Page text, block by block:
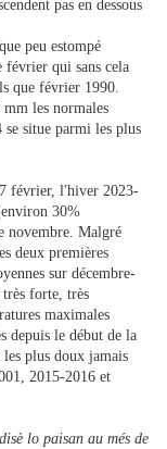
pas en dessous
peu estompé
février qui sans cela
que février 1990.
les normales
se situe parmi les plus
février, l'hiver 2023-
30%
novembre. Malgré
deux premières
sur décembre-
forte, très
maximales
depuis le début de la
plus doux jamais
2015-2016 et
lo paisan au més de